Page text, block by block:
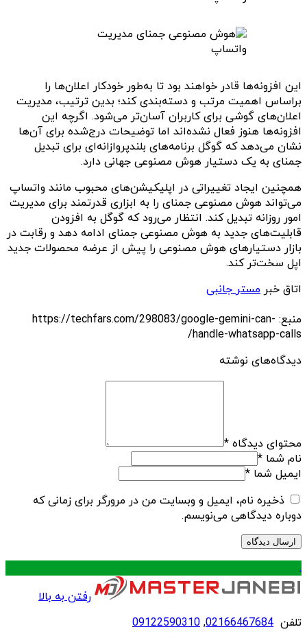
این افزونه‌ها قادر خواهند بود تا به‌طور خودکار اعلان‌ها را
براساس اهمیت مرتب و دسته‌بندی کند؛ بدین ترتیب، مدیریت
اعلان‌های گوشی برای کاربران آسان‌تر می‌شود. اگرچه این
افزونه‌ها هنوز فعال نشده‌اند اما توضیحات درج‌شده برای آن‌ها
نشان می‌دهد که گوگل برنامه‌های بلندپروازانه‌ای برای تبدیل
جمنای به یک دستیار هوش مصنوعی جهانی دارد.
همچنین ایجاد تغییراتی در اپلیکیشن‌های محبوب مانند واتساپ
می‌تواند هوش مصنوعی جمنای را به ابزاری قدرتمند برای مدیریت
امور روزانه تبدیل کند. انتظار می‌رود که گوگل به افزودن
قابلیت‌های جدید به هوش مصنوعی جمنای ادامه دهد و رقابت در
بازار دستیارهای هوش مصنوعی را پیش از عرضه محصولات جدید
اپل سخت‌تر کند.
اتاق خبر مستر جانبی
منبع: https://techfars.com/298083/google-gemini-can-
handle-whatsapp-calls/
دیدگاه‌های نوشته
محتوای دیدگاه *
نام شما *
ایمیل شما *
ذخیره نام، ایمیل و وبسایت من در مرورگر برای زمانی که
دوباره دیدگاهی می‌نویسم.
.
رفتن به بالا
تلفن 02166467684
,
09122590310